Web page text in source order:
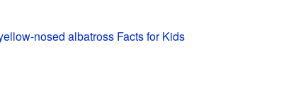
nosed albatross Facts for Kids